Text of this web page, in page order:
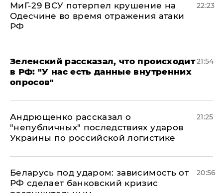
МиГ-29 ВСУ потерпел крушение на
Одесчине во время отражения атаки
РФ
22:23
​Зеленский рассказал, что происходит
в РФ: "У нас есть данные внутренних
опросов"
21:54
Андрющенко рассказал о
"непубличных" последствиях ударов
Украины по российской логистике
21:25
Беларусь под ударом: зависимость от
РФ сделает банковский кризис
20:56